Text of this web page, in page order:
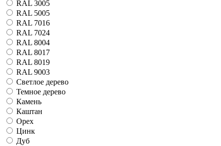
RAL 3005
RAL 5005
RAL 7016
RAL 7024
RAL 8004
RAL 8017
RAL 8019
RAL 9003
Светлое дерево
Темное дерево
Камень
Каштан
Орех
Цинк
Дуб